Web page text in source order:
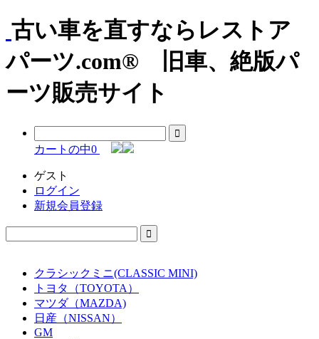
古い車を直すならレストア
パーツ.com® 旧車、絶版パ
ーツ販売サイト
カートの中0
ゲスト
ログイン
新規会員登録
クラシックミニ(CLASSIC MINI)
トヨタ（TOYOTA）
マツダ（MAZDA)
日産（NISSAN）
GM